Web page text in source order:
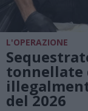
L'OPERAZIONE
del 2026